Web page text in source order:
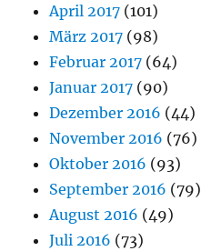
April 2017 (101)
März 2017 (98)
Februar 2017 (64)
Januar 2017 (90)
Dezember 2016 (44)
November 2016 (76)
Oktober 2016 (93)
September 2016 (79)
August 2016 (49)
Juli 2016 (73)